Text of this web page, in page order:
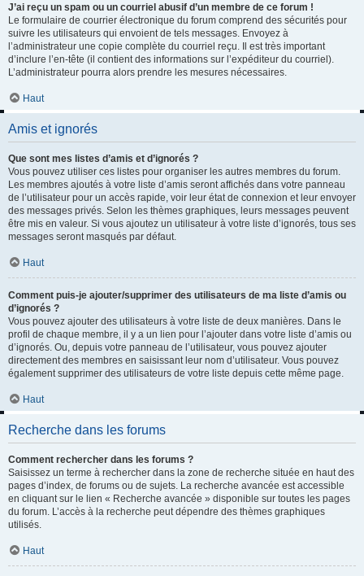
J’ai reçu un spam ou un courriel abusif d’un membre de ce forum !
Le formulaire de courrier électronique du forum comprend des sécurités pour
suivre les utilisateurs qui envoient de tels messages. Envoyez à
l’administrateur une copie complète du courriel reçu. Il est très important
d’inclure l’en-tête (il contient des informations sur l’expéditeur du courriel).
L’administrateur pourra alors prendre les mesures nécessaires.
Haut
Amis et ignorés
Que sont mes listes d’amis et d’ignorés ?
Vous pouvez utiliser ces listes pour organiser les autres membres du forum.
Les membres ajoutés à votre liste d’amis seront affichés dans votre panneau
de l’utilisateur pour un accès rapide, voir leur état de connexion et leur envoyer
des messages privés. Selon les thèmes graphiques, leurs messages peuvent
être mis en valeur. Si vous ajoutez un utilisateur à votre liste d’ignorés, tous ses
messages seront masqués par défaut.
Haut
Comment puis-je ajouter/supprimer des utilisateurs de ma liste d’amis ou
d’ignorés ?
Vous pouvez ajouter des utilisateurs à votre liste de deux manières. Dans le
profil de chaque membre, il y a un lien pour l’ajouter dans votre liste d’amis ou
d’ignorés. Ou, depuis votre panneau de l’utilisateur, vous pouvez ajouter
directement des membres en saisissant leur nom d’utilisateur. Vous pouvez
également supprimer des utilisateurs de votre liste depuis cette même page.
Haut
Recherche dans les forums
Comment rechercher dans les forums ?
Saisissez un terme à rechercher dans la zone de recherche située en haut des
pages d’index, de forums ou de sujets. La recherche avancée est accessible
en cliquant sur le lien « Recherche avancée » disponible sur toutes les pages
du forum. L’accès à la recherche peut dépendre des thèmes graphiques
utilisés.
Haut